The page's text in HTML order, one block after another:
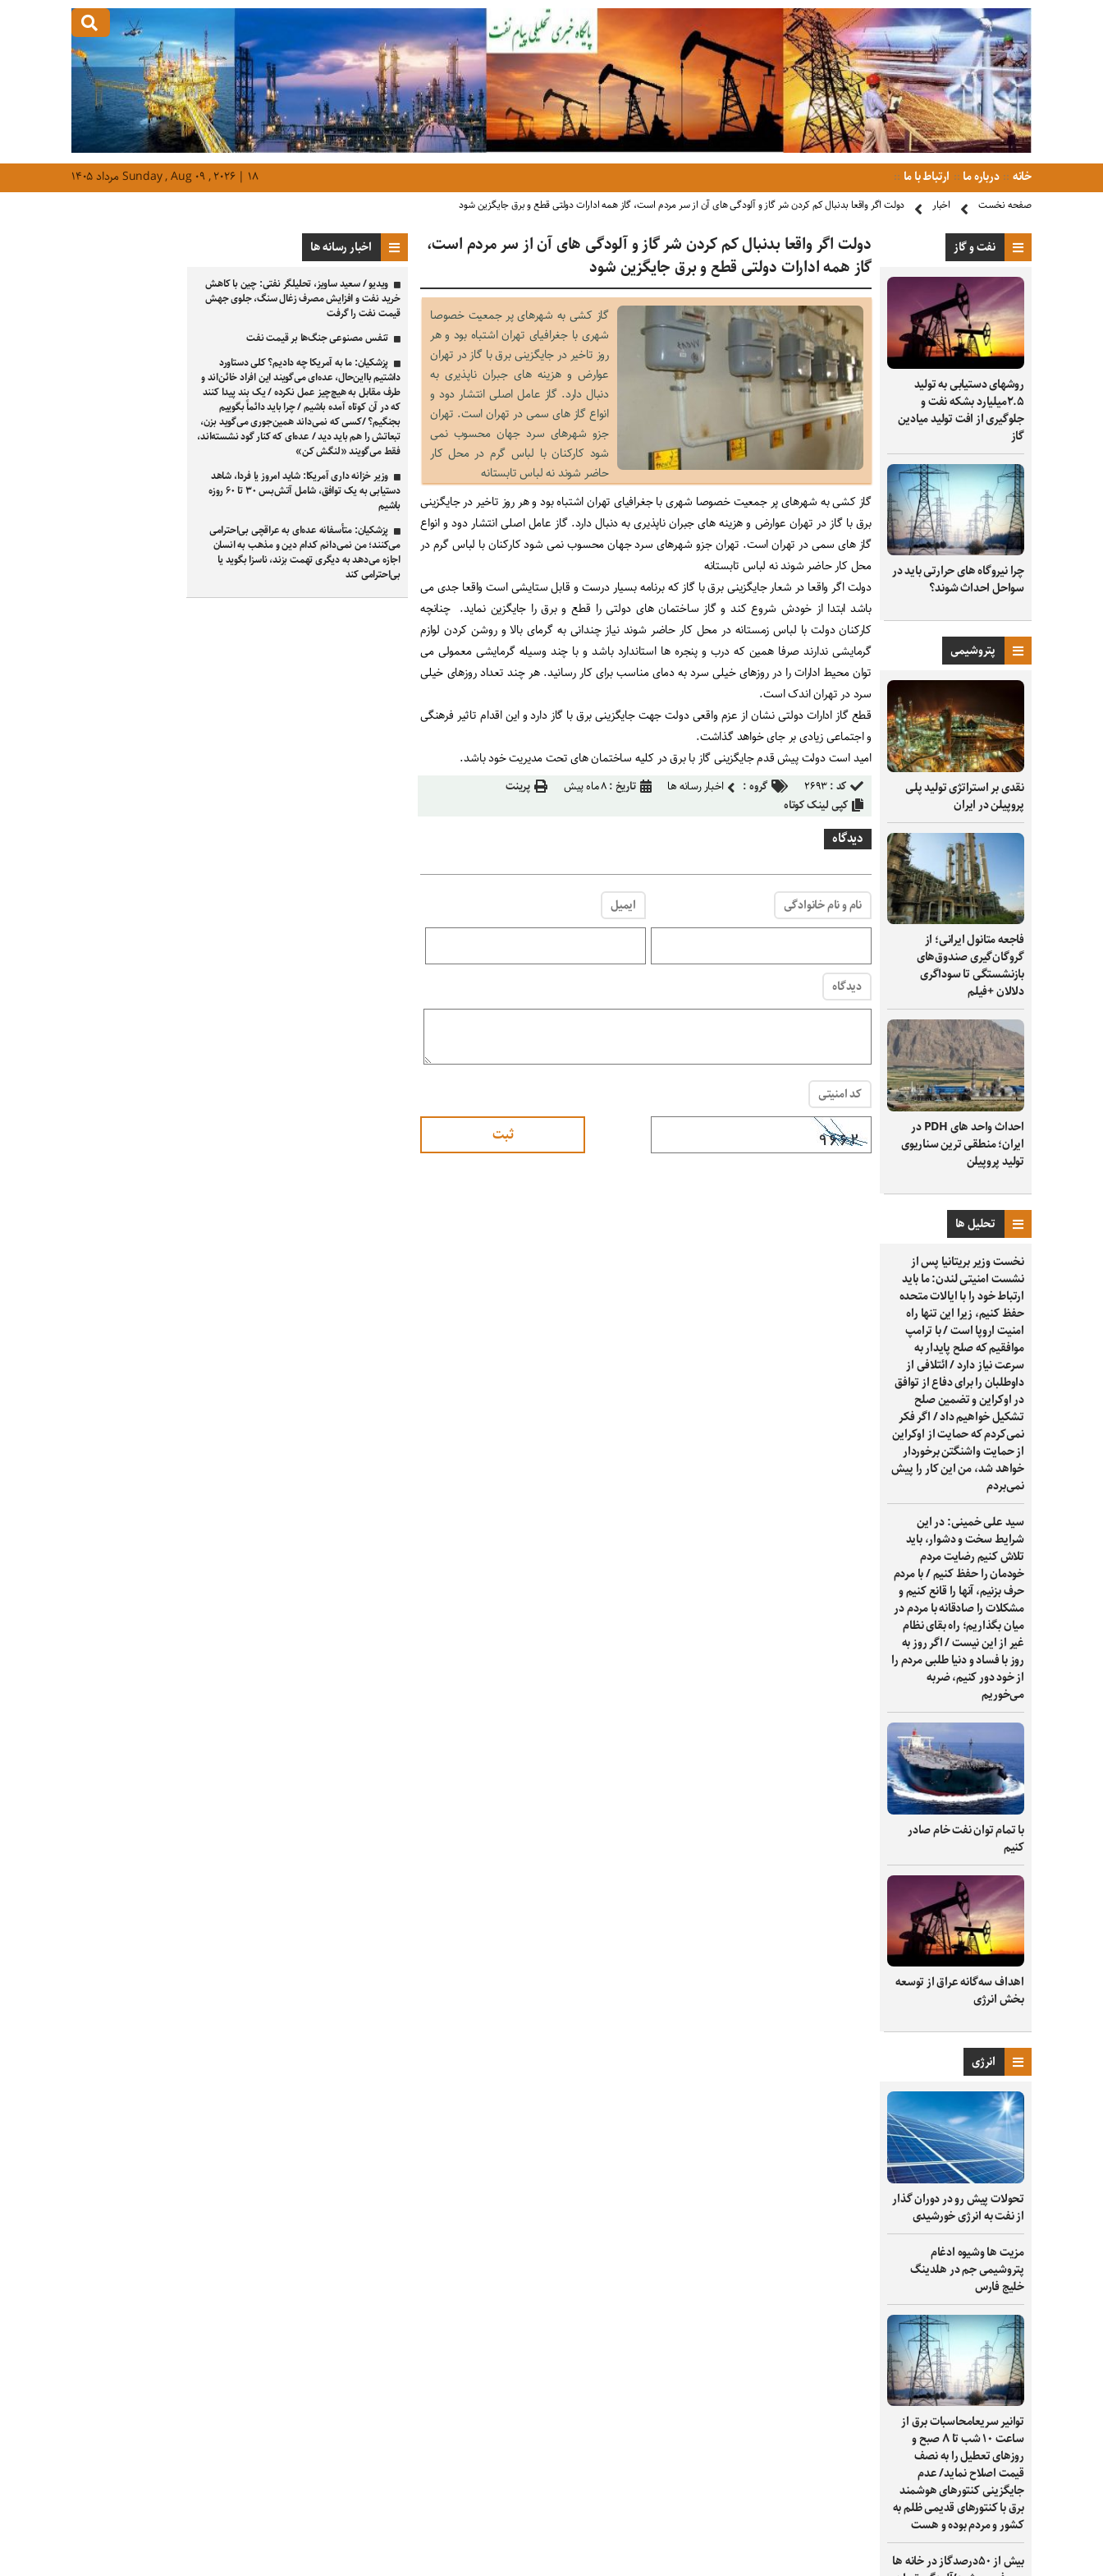
خانه درباره ما ارتباط با ما Sunday , Aug ۰۹ , ۲۰۲۶ | ۱۸ مرداد ۱۴۰۵
صفحه نخست اخبار دولت اگر واقعا بدنبال کم کردن شر گاز و آلودگی های آن از سر مردم است، گاز همه ادارات دولتی قطع و برق جایگزین شود
نفت و گاز
روشهای دستیابی به تولید
۲.۵میلیارد بشکه نفت و
جلوگیری از افت تولید میادین
گاز
چرا نیروگاه‌ های حرارتی باید در
سواحل احداث شوند؟
پتروشیمی
نقدی بر استراتژی تولید پلی
پروپیلن در ایران
فاجعه متانول ایرانی؛ از
گروگان‌گیری صندوق‌های
بازنشستگی تا سوداگری
دلالان +فیلم
احداث واحد های PDH در
ایران؛ منطقی ترین سناریوی
تولید پروپیلن
تحلیل ها
نخست وزیر بریتانیا پس از
نشست امنیتی لندن: ما باید
ارتباط خود را با ایالات متحده
حفظ کنیم، زیرا این تنها راه
امنیت اروپا است / با ترامپ
موافقیم که صلح پایدار به
سرعت نیاز دارد / ائتلافی از
داوطلبان را برای دفاع از توافق
در اوکراین و تضمین صلح
تشکیل خواهیم داد / اگر فکر
نمی‌کردم که حمایت از اوکراین
از حمایت واشنگتن برخوردار
خواهد شد، من این کار را پیش
نمی‌بردم
سید علی خمینی: در این
شرایط سخت و دشوار، باید
تلاش کنیم رضایت مردم
خودمان را حفظ کنیم / با مردم
حرف بزنیم، آنها را قانع کنیم و
مشکلات را صادقانه با مردم در
میان بگذاریم؛ راه بقای نظام
غیر از این نیست / اگر روز به
روز با فساد و دنیا طلبی مردم را
از خود دور کنیم، ضربه
می‌خوریم
با تمام توان نفت خام صادر
کنیم
اهداف سه‌گانه عراق از توسعه
بخش انرژی
انرژی
تحولات پیش رو در دوران گذار
از نفت به انرژی خورشیدی
مزیت ها وشیوه ادغام
پتروشیمی جم در هلدینگ
خلیج فارس
توانیر سریعامحاسبات برق از
ساعت ۱۰ شب تا ۸ صبح و
روزهای تعطیل را به نصف
قیمت اصلاح نماید/ عدم
جایگزینی کنتورهای هوشمند
برق با کنتورهای قدیمی ظلم به
کشور و مردم بوده و هست
بیش از ۵۰درصدگاز در خانه ها
دولت اگر واقعا بدنبال کم کردن شر گاز و آلودگی های آن از سر مردم است،
گاز همه ادارات دولتی قطع و برق جایگزین شود
گاز کشی به شهرهای پر جمعیت خصوصا
شهری با جغرافیای تهران اشتباه بود و هر
روز تاخیر در جایگزینی برق با گاز در تهران
عوارض و هزینه های جبران ناپذیری به
دنبال دارد. گاز عامل اصلی انتشار دود و
انواع گاز های سمی در تهران است. تهران
جزو شهرهای سرد جهان محسوب نمی
شود کارکنان با لباس گرم در محل کار
حاضر شوند نه لباس تابستانه
گاز کشی به شهرهای پر جمعیت خصوصا شهری با جغرافیای تهران اشتباه بود و هر روز تاخیر در جایگزینی
برق با گاز در تهران عوارض و هزینه های جبران ناپذیری به دنبال دارد. گاز عامل اصلی انتشار دود و انواع
گاز های سمی در تهران است. تهران جزو شهرهای سرد جهان محسوب نمی شود کارکنان با لباس گرم در
محل کار حاضر شوند نه لباس تابستانه
دولت اگر واقعا در شعار جایگزینی برق با گاز که برنامه بسیار درست و قابل ستایشی است واقعا جدی می
باشد ابتدا از خودش شروع کند و گاز ساختمان های دولتی را قطع و برق را جایگزین نماید. چنانچه
کارکنان دولت با لباس زمستانه در محل کار حاضر شوند نیاز چندانی به گرمای بالا و روشن کردن لوازم
گرمایشی ندارند صرفا همین که درب و پنجره ها استاندارد باشد و با چند وسیله گرمایشی معمولی می
توان محیط ادارات را در روزهای خیلی سرد به دمای مناسب برای کار رسانید. هر چند تعداد روزهای خیلی
سرد در تهران اندک است.
قطع گاز ادارات دولتی نشان از عزم واقعی دولت جهت جایگزینی برق با گاز دارد و این اقدام تاثیر فرهنگی
و اجتماعی زیادی بر جای خواهد گذاشت.
امید است دولت پیش قدم جایگزینی گاز با برق در کلیه ساختمان های تحت مدیریت خود باشد.
کد :۲۶۹۳ گروه : اخبار رسانه ها تاریخ :۸ ماه پیش
پرینت
کپی لینک کوتاه
دیدگاه
نام و نام خانوادگی ایمیل
دیدگاه
کد امنیتی
اخبار رسانه ها
ویدیو / سعید ساویز، تحلیلگر نفتی: چین با کاهش
خرید نفت و افزایش مصرف زغال سنگ، جلوی جهش
قیمت نفت را گرفت
تنفس مصنوعی جنگ‌ها بر قیمت نفت
پزشکیان: ما به آمریکا چه دادیم؟ کلی دستاورد
داشتیم بااین‌حال، عده‌ای می‌گویند این افراد خائن‌اند و
طرف مقابل به هیچ‌چیز عمل نکرده / یک بند پیدا کنند
که در آن کوتاه آمده باشیم / چرا باید دائماً بگوییم
بجنگیم؟ /کسی که نمی‌داند همین‌جوری می‌گوید بزن،
تبعاتش را هم باید دید / عده‌ای که کنار گود نشسته‌اند،
فقط می‌گویند «لنگش کن»
وزیر خزانه داری آمریکا: شاید امروز یا فردا، شاهد
دستیابی به یک توافق، شامل آتش‌بس ۳۰ تا ۶۰ روزه
باشیم
پزشکیان: متأسفانه عده‌ای به عراقچی بی‌احترامی
می‌کنند؛ من نمی‌دانم کدام دین و مذهب به انسان
اجازه می‌دهد به دیگری تهمت بزند، ناسزا بگوید یا
بی‌احترامی کند